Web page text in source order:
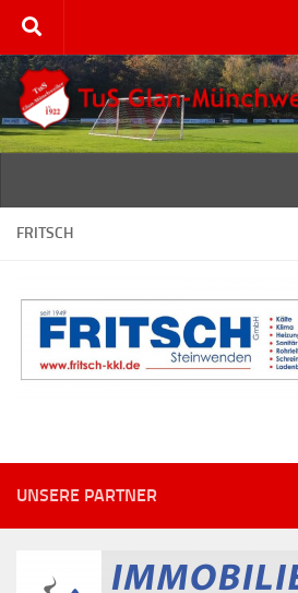
Zum Inhalt springen
FRITSCH
UNSERE PARTNER